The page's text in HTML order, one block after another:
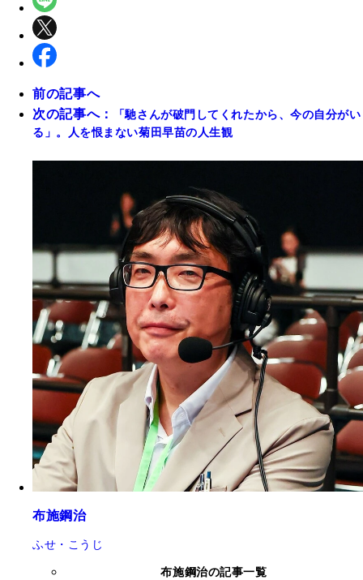
前の記事へ
次の記事へ：
「馳さんが破門してくれたから、今の自分がい
る」。人を恨まない菊田早苗の人生観
布施鋼治
ふせ・こうじ
布施鋼治の記事一覧